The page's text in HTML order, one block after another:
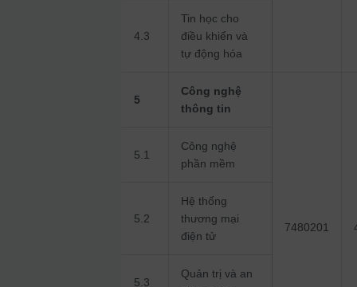
4.3
Tin học cho
điều khiển và
tự động hóa
5
Công nghệ
thông tin
7480201
5.1
Công nghệ
phần mềm
5.2
Hệ thống
thương mại
điện tử
5.3
Quản trị và an